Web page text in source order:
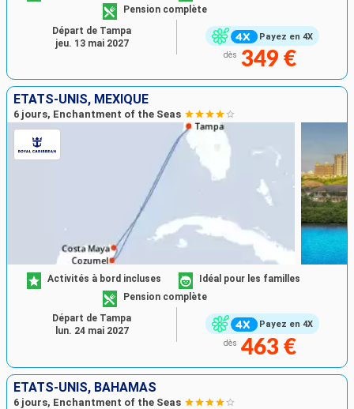
Payez en 4X
Pension complète
dès 349 €
Départ de Tampa
jeu. 13 mai 2027
ÉTATS-UNIS, MEXIQUE
6 jours, Enchantment of the Seas
Payez en 4X
Activités à bord incluses
Idéal pour les familles
Pension complète
dès 463 €
Départ de Tampa
lun. 24 mai 2027
ÉTATS-UNIS, BAHAMAS
6 jours, Enchantment of the Seas